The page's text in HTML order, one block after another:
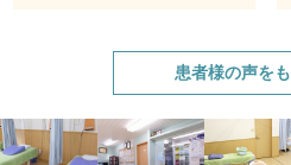
次回はそちらに止めようと思
EMSをしましたが説明もタ
患者様の声を